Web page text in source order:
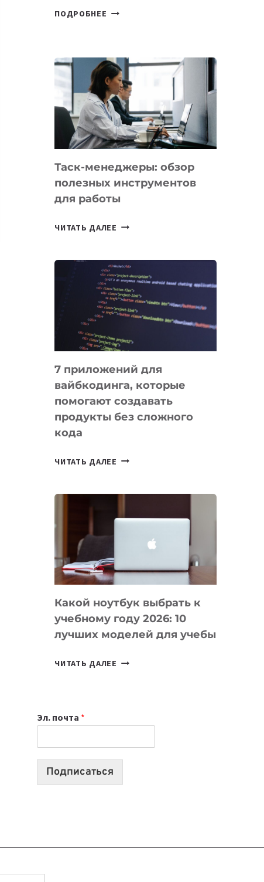
ПОДРОБНЕЕ
НОВЫЕ
ПРЕДМЕТЫ
ПО
ИСКУССТВЕННОМУ
ИНТЕЛЛЕКТУ
Таск-менеджеры: обзор
полезных инструментов
для работы
ЧИТАТЬ ДАЛЕЕ ТАСК-
ПОЛЕЗНЫХ
ИНСТРУМЕНТОВ
ДЛЯ
РАБОТЫ
7 приложений для
вайбкодинга, которые
помогают создавать
продукты без сложного
кода
ЧИТАТЬ ДАЛЕЕ
КОТОРЫЕ
СОЗДАВАТЬ
БЕЗ
КОДА
Какой ноутбук выбрать к
учебному году 2026: 10
лучших моделей для учебы
ЧИТАТЬ ДАЛЕЕ КАКОЙ
2026:
10
Эл. почта *
Подписаться